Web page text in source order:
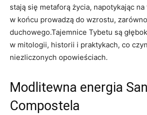
stają się metaforą życia, napotykając
w końcu prowadzą do wzrostu,
duchowego.Tajemnice Tybetu są
w mitologii, historii i praktykach, co
niezliczonych opowieściach.
Modlitewna energia
Compostela